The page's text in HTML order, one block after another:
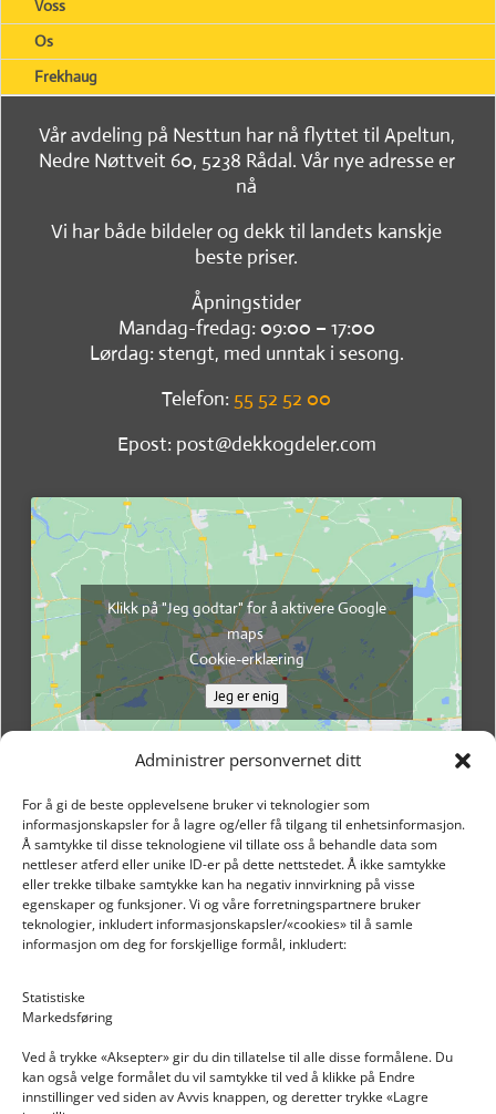
Administrer personvernet ditt
For å gi de beste opplevelsene bruker vi teknologier som
informasjonskapsler for å lagre og/eller få tilgang til enhetsinformasjon.
Å samtykke til disse teknologiene vil tillate oss å behandle data som
nettleser atferd eller unike ID-er på dette nettstedet. Å ikke samtykke
eller trekke tilbake samtykke kan ha negativ innvirkning på visse
egenskaper og funksjoner. Vi og våre forretningspartnere bruker
teknologier, inkludert informasjonskapsler/«cookies» til å samle
informasjon om deg for forskjellige formål, inkludert:
Statistiske
Markedsføring
Ved å trykke «Aksepter» gir du din tillatelse til alle disse formålene. Du
kan også velge formålet du vil samtykke til ved å klikke på Endre
innstillinger ved siden av Avvis knappen, og deretter trykke «Lagre
Voss
Os
Frekhaug
Vår avdeling på Nesttun har nå flyttet til Apeltun,
Nedre Nøttveit 60, 5238 Rådal. Vår nye adresse er
nå
Vi har både bildeler og dekk til landets kanskje
beste priser.
Åpningstider
Mandag-fredag: 09:00 – 17:00
Lørdag: stengt, med unntak i sesong.
Telefon: 55 52 52 00
Epost: post@dekkogdeler.com
Klikk på "Jeg godtar" for å aktivere Google
maps
Cookie-erklæring
Jeg er enig